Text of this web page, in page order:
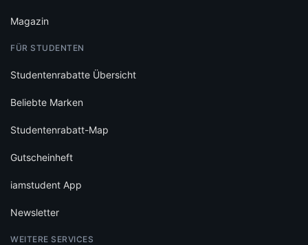
Magazin
FÜR STUDENTEN
Studentenrabatte Übersicht
Beliebte Marken
Studentenrabatt-Map
Gutscheinheft
iamstudent App
Newsletter
WEITERE SERVICES